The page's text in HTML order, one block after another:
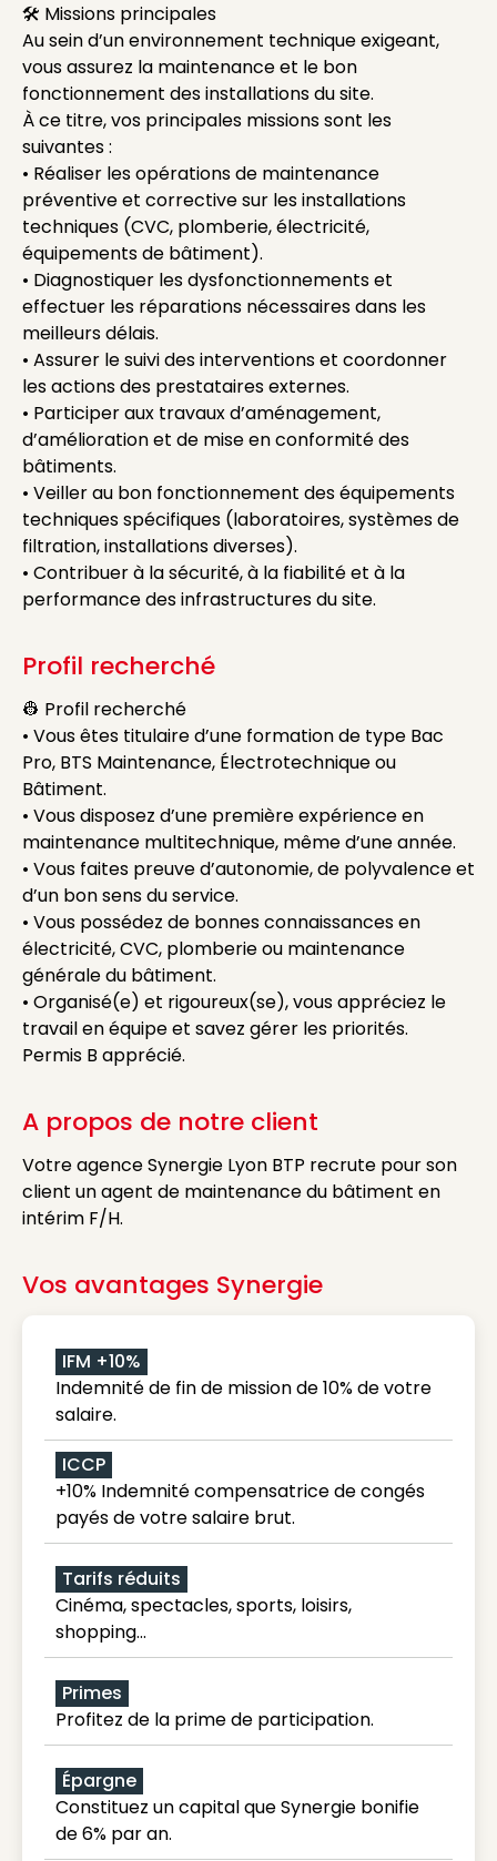
🛠 Missions principales
Au sein d’un environnement technique exigeant,
vous assurez la maintenance et le bon
fonctionnement des installations du site.
À ce titre, vos principales missions sont les
suivantes :
• Réaliser les opérations de maintenance
préventive et corrective sur les installations
techniques (CVC, plomberie, électricité,
équipements de bâtiment).
• Diagnostiquer les dysfonctionnements et
effectuer les réparations nécessaires dans les
meilleurs délais.
• Assurer le suivi des interventions et coordonner
les actions des prestataires externes.
• Participer aux travaux d’aménagement,
d’amélioration et de mise en conformité des
bâtiments.
• Veiller au bon fonctionnement des équipements
techniques spécifiques (laboratoires, systèmes de
filtration, installations diverses).
• Contribuer à la sécurité, à la fiabilité et à la
performance des infrastructures du site.
Profil recherché
👷 Profil recherché
• Vous êtes titulaire d’une formation de type Bac
Pro, BTS Maintenance, Électrotechnique ou
Bâtiment.
• Vous disposez d’une première expérience en
maintenance multitechnique, même d’une année.
• Vous faites preuve d’autonomie, de polyvalence et
d’un bon sens du service.
• Vous possédez de bonnes connaissances en
électricité, CVC, plomberie ou maintenance
générale du bâtiment.
• Organisé(e) et rigoureux(se), vous appréciez le
travail en équipe et savez gérer les priorités.
Permis B apprécié.
A propos de notre client
Votre agence Synergie Lyon BTP recrute pour son
client un agent de maintenance du bâtiment en
intérim F/H.
Vos avantages Synergie
IFM +10%
Indemnité de fin de mission de 10% de votre
salaire.
ICCP
+10% Indemnité compensatrice de congés
payés de votre salaire brut.
Tarifs réduits
Cinéma, spectacles, sports, loisirs,
shopping...
Primes
Profitez de la prime de participation.
Épargne
Constituez un capital que Synergie bonifie
de 6% par an.